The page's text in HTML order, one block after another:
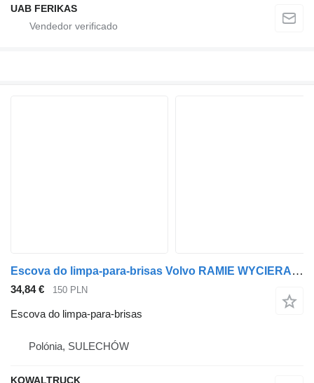
UAB FERIKAS
Escova do limpa-para-brisas Volvo RAMIE WYCIERACZKI para camião tractor Volvo FH 4
34,84 € 150 PLN
Escova do limpa-para-brisas
Polónia, SULECHÓW
KOWALTRUCK